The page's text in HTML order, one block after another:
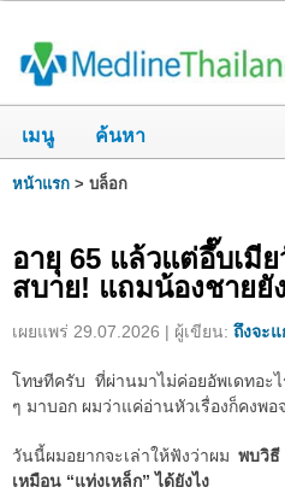
เมนู ค้นหา
หน้าแรก > บล็อก
อายุ 65 แล้วแต่อึ๊บเมี
สบาย! แถมน้องชายยั
เผยแพร่ 29.07.2026 | ผู้เขียน: ถึงจะ
โทษทีครับ ที่ผ่านมาไม่ค่อยอัพเดทอะไ
ๆ มาบอก ผมว่าแค่อ่านหัวเรื่องก็คงพอ
วันนี้ผมอยากจะเล่าให้ฟังว่าผมพบวิธี
เหมือน “แท่งเหล็ก” ได้ยังไง